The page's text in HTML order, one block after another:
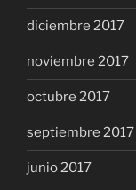
diciembre 2017
noviembre 2017
octubre 2017
septiembre 2017
junio 2017